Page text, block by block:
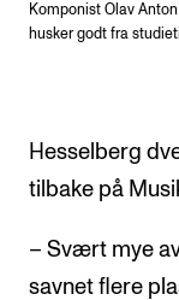
Komponist Olav
husker godt fra
Hesselberg
tilbake på
– Svært mye
savnet flere